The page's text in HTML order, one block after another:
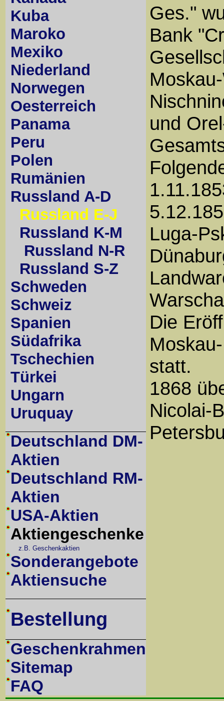
Kuba
Maroko
Mexiko
Niederland
Norwegen
Oesterreich
Panama
Peru
Polen
Rumänien
Russland A-D
Russland E-J
Russland K-M
Russland N-R
Russland S-Z
Schweden
Schweiz
Spanien
Südafrika
Tschechien
Türkei
Ungarn
Uruquay
Deutschland DM-
Aktien
Deutschland RM-
Aktien
USA-Aktien
Aktiengeschenke
z.B. Geschenkaktien
Sonderangebote
Aktiensuche
Bestellung
Geschenkrahmen
Sitemap
FAQ
Ges."
Bank
und
Luga-
Die
statt.
1868
Nicolai-